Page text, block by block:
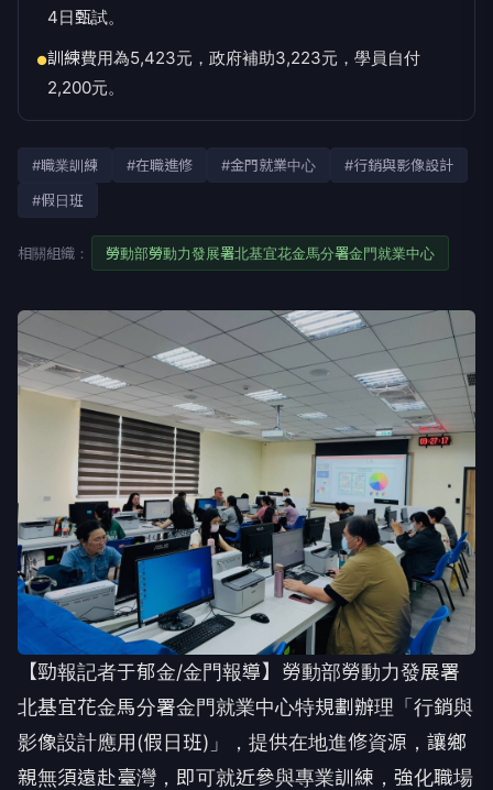
4日甄試。
●訓練費用為5,423元，政府補助3,223元，學員自付
2,200元。
#職業訓練 #在職進修 #金門就業中心
#行銷與影像設計
#假日班
相關組織： 勞動部勞動力發展署北基宜花金馬分署金門就業中心
【勁報記者于郁金/金門報導】勞動部勞動力發展署
北基宜花金馬分署金門就業中心特規劃辦理「行銷與
影像設計應用(假日班)」，提供在地進修資源，讓鄉
親無須遠赴臺灣，即可就近參與專業訓練，強化職場